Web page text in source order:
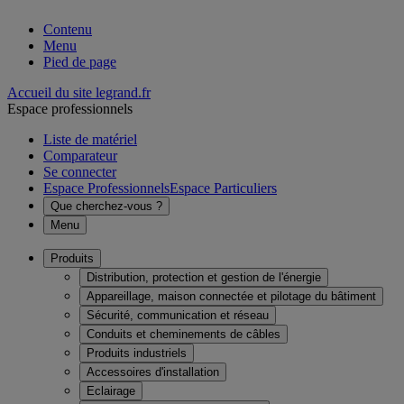
Contenu
Menu
Pied de page
Accueil du site legrand.fr
Espace professionnels
Liste de matériel
Comparateur
Se connecter
Espace ProfessionnelsEspace Particuliers
Que cherchez-vous ?
Menu
Produits
Distribution, protection et gestion de l'énergie
Appareillage, maison connectée et pilotage du bâtiment
Sécurité, communication et réseau
Conduits et cheminements de câbles
Produits industriels
Accessoires d'installation
Eclairage